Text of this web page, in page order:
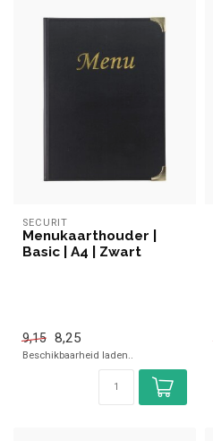
SECURIT
Menukaarthouder |
Basic | A4 | Zwart
9,15 8,25
Beschikbaarheid laden..